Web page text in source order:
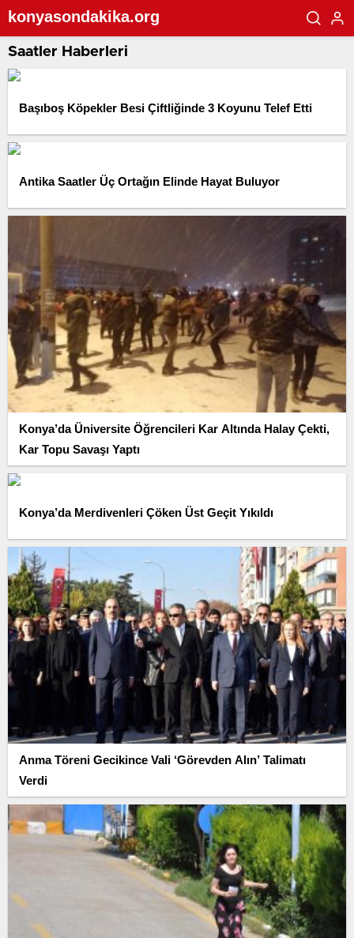
konyasondakika.org
Saatler Haberleri
Başıboş Köpekler Besi Çiftliğinde 3 Koyunu Telef Etti
Antika Saatler Üç Ortağın Elinde Hayat Buluyor
Konya’da Üniversite Öğrencileri Kar Altında Halay Çekti,
Kar Topu Savaşı Yaptı
Konya’da Merdivenleri Çöken Üst Geçit Yıkıldı
Anma Töreni Gecikince Vali ‘Görevden Alın’ Talimatı
Verdi